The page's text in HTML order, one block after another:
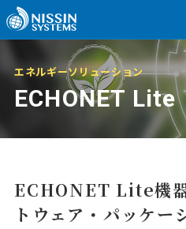
エネルギーソリューション
ECHONET Lite
ECHONET Lite機
トウェア・パッケー